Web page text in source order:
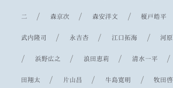
二 / 森京次 / 森安洋文 /榎戸皓平
武内隆司 / 永吉杏 / 江口拓海 / 河
/ 浜野広之 / 浪田恵莉 / 清水一平
田翔太 / 片山昌 / 牛島寛明 /牧田